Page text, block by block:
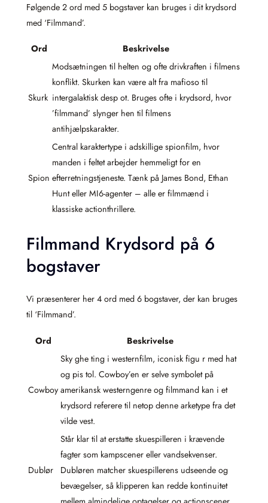
Følgende 2 ord med 5 bogstaver kan bruges i dit krydsord
med ‘Filmmand’.
Ord Beskrivelse
Skurk
Modsætningen til helten og ofte drivkraften i filmens
konflikt. Skurken kan være alt fra mafioso til
intergalaktisk desp ot. Bruges ofte i krydsord, hvor
’filmmand’ slynger hen til filmens
antihjælpskarakter.
Spion
Central karaktertype i adskillige spionfilm, hvor
manden i feltet arbejder hemmeligt for en
efterretningstjeneste. Tænk på James Bond, Ethan
Hunt eller MI6-agenter – alle er filmmænd i
klassiske actionthrillere.
Filmmand Krydsord på 6
bogstaver
Vi præsenterer her 4 ord med 6 bogstaver, der kan bruges
til ‘Filmmand’.
Ord Beskrivelse
Cowboy
Sky ghe ting i westernfilm, iconisk figu r med hat
og pis tol. Cowboy’en er selve symbolet på
amerikansk westerngenre og filmmand kan i et
krydsord referere til netop denne arketype fra det
vilde vest.
Dublør
Står klar til at erstatte skuespilleren i krævende
fagter som kampscener eller vandsekvenser.
Dubløren matcher skuespillerens udseende og
bevægelser, så klipperen kan redde kontinuitet